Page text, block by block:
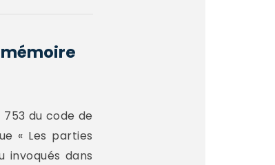
du code de
« Les parties
invoqués dans